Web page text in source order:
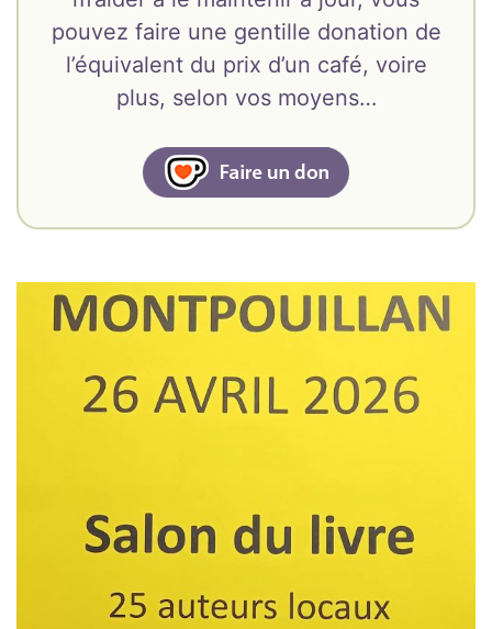
pouvez faire une gentille donation de
l’équivalent du prix d’un café, voire
plus, selon vos moyens…